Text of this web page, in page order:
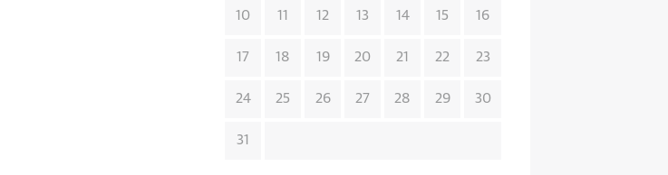
10 11 12 13 14 15 16
17 18 19 20 21 22 23
24 25 26 27 28 29 30
31